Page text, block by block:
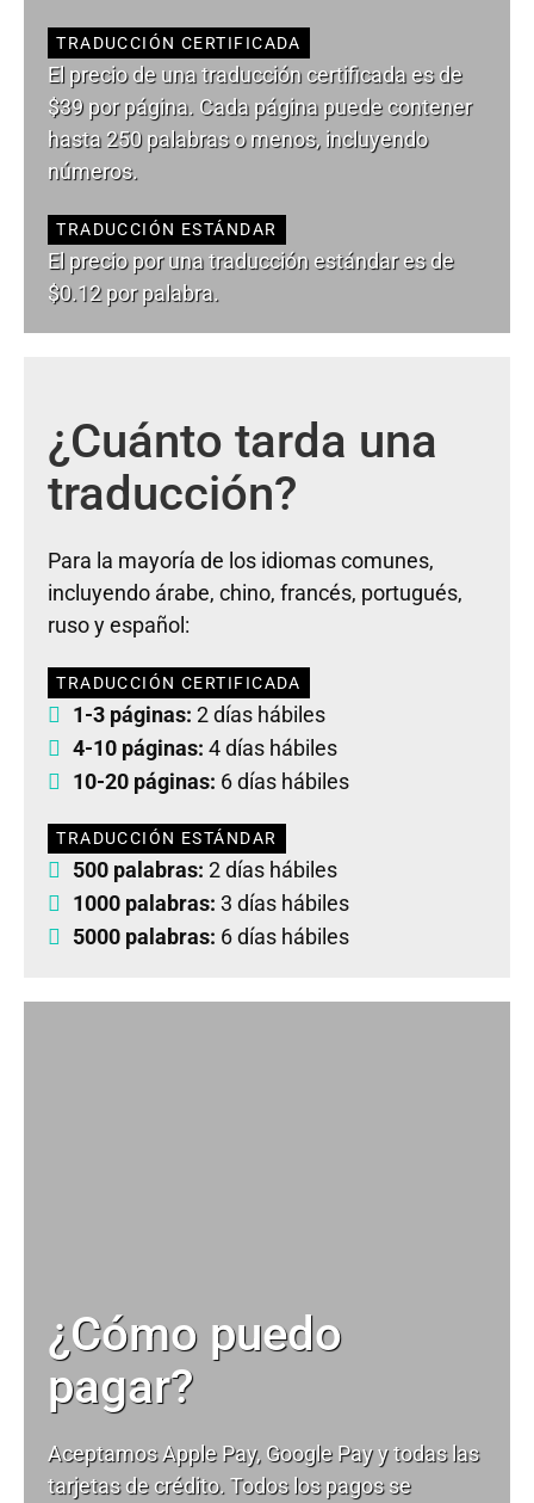
TRADUCCIÓN CERTIFICADA
El precio de una traducción certificada es de
$39 por página. Cada página puede contener
hasta 250 palabras o menos, incluyendo
números.
TRADUCCIÓN ESTÁNDAR
El precio por una traducción estándar es de
$0.12 por palabra.
¿Cuánto tarda una
traducción?
Para la mayoría de los idiomas comunes,
incluyendo árabe, chino, francés, portugués,
ruso y español:
TRADUCCIÓN CERTIFICADA
1-3 páginas: 2 días hábiles
4-10 páginas: 4 días hábiles
10-20 páginas: 6 días hábiles
TRADUCCIÓN ESTÁNDAR
500 palabras: 2 días hábiles
1000 palabras: 3 días hábiles
5000 palabras: 6 días hábiles
¿Cómo puedo
pagar?
Aceptamos Apple Pay, Google Pay y todas las
tarjetas de crédito. Todos los pagos se